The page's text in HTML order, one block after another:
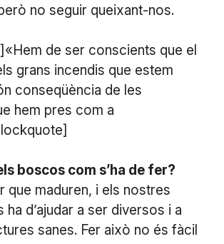
no seguir queixant-nos.
de ser conscients que el
grans incendis que estem
conseqüència de les
hem pres com a
boscos com s’ha de fer?
que maduren, i els nostres
ha d’ajudar a ser diversos i a
sanes. Fer això no és fàcil